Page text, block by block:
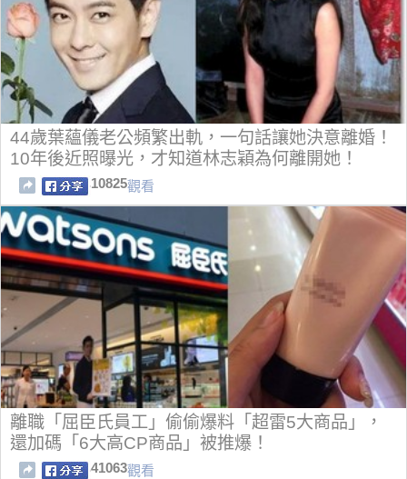
44歲葉蘊儀老公頻繁出軌，一句話讓她決意離婚！
10年後近照曝光，才知道林志穎為何離開她！
10825觀看
離職「屈臣氏員工」偷偷爆料「超雷5大商品」，
還加碼「6大高CP商品」被推爆！
41063觀看